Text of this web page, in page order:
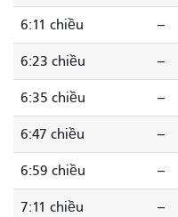
6:11 chiều --
6:23 chiều --
6:35 chiều --
6:47 chiều --
6:59 chiều --
7:11 chiều --